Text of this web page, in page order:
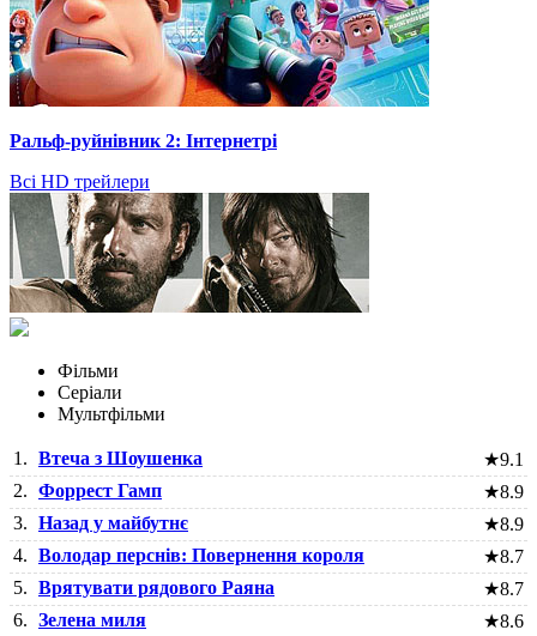
Ральф-руйнівник 2: Інтернетрі
Всі HD трейлери
Фільми
Серіали
Мультфільми
1. Втеча з Шоушенка ★9.1
2. Форрест Гамп ★8.9
3. Назад у майбутнє ★8.9
4. Володар перснів: Повернення короля ★8.7
5. Врятувати рядового Раяна ★8.7
6. Зелена миля ★8.6